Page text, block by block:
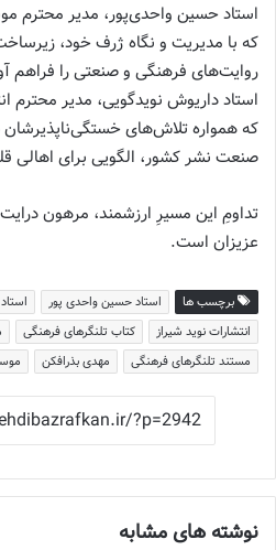
استاد حسین واحدی‌پور، مدیر محترم
که با مدیریت و نگاه ژرف خود،
روایت‌های فرهنگی و صنعتی را فراهم
استاد داریوش نویدگویی، مدیر محترم
که همواره تلاش‌های
صنعت نشر کشور، الگویی برای اهالی
تداومِ این مسیرِ ارزشمند، مرهون
عزیزان است.
برچسب ها استاد حسین واحدی پور
انتشارات نوید شیراز
کتاب تلنگرهای فرهنگی
مستند تلنگرهای فرهنگی
مهدی بذرافکن
نوشته های مشابه